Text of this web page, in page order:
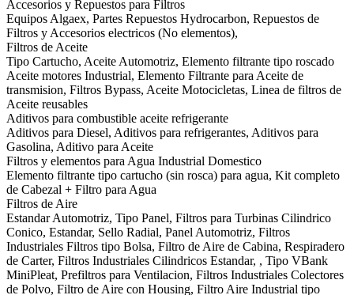
Accesorios y Repuestos para Filtros
Equipos Algaex, Partes Repuestos Hydrocarbon, Repuestos de
Filtros y Accesorios electricos (No elementos),
Filtros de Aceite
Tipo Cartucho, Aceite Automotriz, Elemento filtrante tipo roscado
Aceite motores Industrial, Elemento Filtrante para Aceite de
transmision, Filtros Bypass, Aceite Motocicletas, Linea de filtros de
Aceite reusables
Aditivos para combustible aceite refrigerante
Aditivos para Diesel, Aditivos para refrigerantes, Aditivos para
Gasolina, Aditivo para Aceite
Filtros y elementos para Agua Industrial Domestico
Elemento filtrante tipo cartucho (sin rosca) para agua, Kit completo
de Cabezal + Filtro para Agua
Filtros de Aire
Estandar Automotriz, Tipo Panel, Filtros para Turbinas Cilindrico
Conico, Estandar, Sello Radial, Panel Automotriz, Filtros
Industriales Filtros tipo Bolsa, Filtro de Aire de Cabina, Respiradero
de Carter, Filtros Industriales Cilindricos Estandar, , Tipo VBank
MiniPleat, Prefiltros para Ventilacion, Filtros Industriales Colectores
de Polvo, Filtro de Aire con Housing, Filtro Aire Industrial tipo